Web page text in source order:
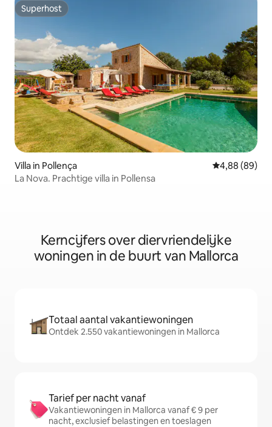
Superhost
Superhost
Villa in Pollença Gemiddelde
4,88 (89)
La Nova. Prachtige villa in Pollensa
Kerncijfers over diervriendelijke
woningen in de buurt van Mallorca
Totaal aantal vakantiewoningen
Ontdek 2.550 vakantiewoningen in Mallorca
Tarief per nacht vanaf
Vakantiewoningen in Mallorca vanaf € 9 per
nacht, exclusief belastingen en toeslagen